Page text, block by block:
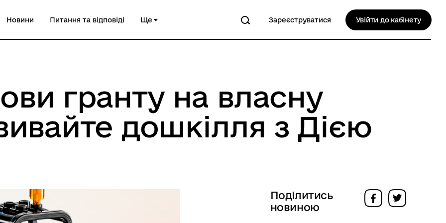
Новини Питання та відповіді Ще Зареєструватися Увійти до кабінету
гранту на власну
дошкілля з Дією
Поділитись
новиною